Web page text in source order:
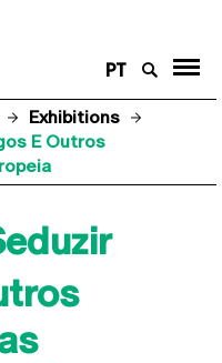
PT
Exhibitions
E Outros